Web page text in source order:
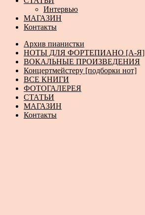
Интервью
МАГАЗИН
Контакты
Архив пианистки
НОТЫ ДЛЯ ФОРТЕПИАНО [А-Я]
ВОКАЛЬНЫЕ ПРОИЗВЕДЕНИЯ
Концертмейстеру [подборки нот]
ВСЕ КНИГИ
ФОТОГАЛЕРЕЯ
СТАТЬИ
МАГАЗИН
Контакты